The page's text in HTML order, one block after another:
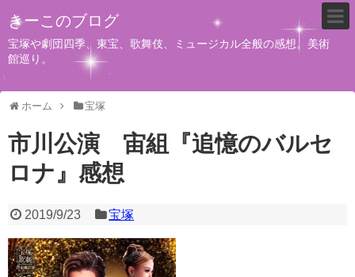
きーこのブログ
宝塚や劇団四季、東宝、歌舞伎、ミュージカル全般の感想。美術
館巡り。
ホーム 宝塚
市川公演 宙組『追憶のバルセ
ロナ』感想
2019/9/23 宝塚